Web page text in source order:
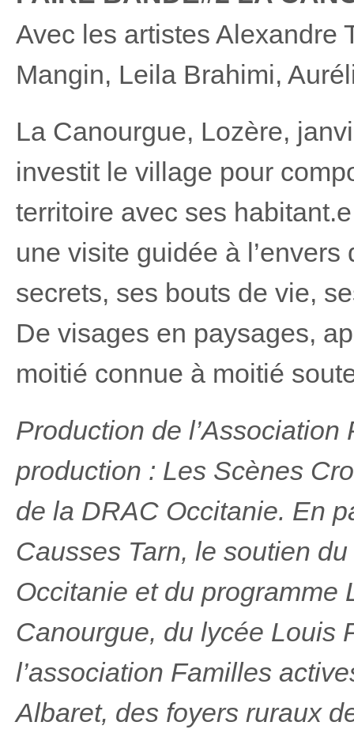
Avec les artistes Alexandre
Mangin, Leila Brahimi,
La Canourgue, Lozère,
investit le village pour
territoire avec ses
une visite guidée à
secrets, ses bouts de vie,
De visages en paysages,
moitié connue à moitié
Production de
production : Les Scènes
de la DRAC Occitanie. En
Causses Tarn, le soutien
Occitanie et du programme
Canourgue, du lycée Louis
l’association Familles
Albaret, des foyers ruraux